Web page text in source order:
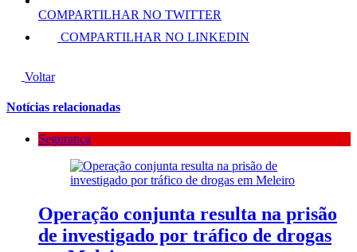
COMPARTILHAR NO TWITTER
COMPARTILHAR NO LINKEDIN
Voltar
Notícias relacionadas
Segurança
Operação conjunta resulta na prisão
de investigado por tráfico de drogas